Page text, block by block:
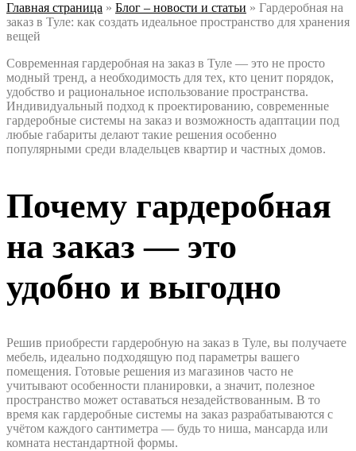
Главная страница » Блог – новости и статьи » Гардеробная на
заказ в Туле: как создать идеальное пространство для хранения
вещей
Современная гардеробная на заказ в Туле — это не просто
модный тренд, а необходимость для тех, кто ценит порядок,
удобство и рациональное использование пространства.
Индивидуальный подход к проектированию, современные
гардеробные системы на заказ и возможность адаптации под
любые габариты делают такие решения особенно
популярными среди владельцев квартир и частных домов.
Почему гардеробная
на заказ — это
удобно и выгодно
Решив приобрести гардеробную на заказ в Туле, вы получаете
мебель, идеально подходящую под параметры вашего
помещения. Готовые решения из магазинов часто не
учитывают особенности планировки, а значит, полезное
пространство может оставаться незадействованным. В то
время как гардеробные системы на заказ разрабатываются с
учётом каждого сантиметра — будь то ниша, мансарда или
комната нестандартной формы.